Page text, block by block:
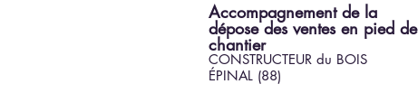
Accompagnement de la
dépose des ventes en pied de
chantier
CONSTRUCTEUR du BOIS
ÉPINAL (88)